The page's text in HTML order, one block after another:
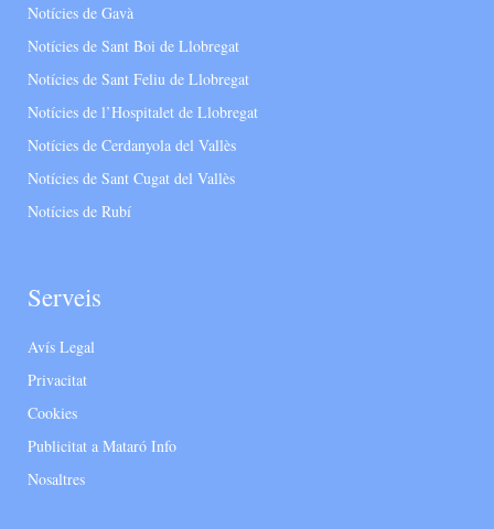
Notícies de Gavà
Notícies de Sant Boi de Llobregat
Notícies de Sant Feliu de Llobregat
Notícies de l’Hospitalet de Llobregat
Notícies de Cerdanyola del Vallès
Notícies de Sant Cugat del Vallès
Notícies de Rubí
Serveis
Avís Legal
Privacitat
Cookies
Publicitat a Mataró Info
Nosaltres